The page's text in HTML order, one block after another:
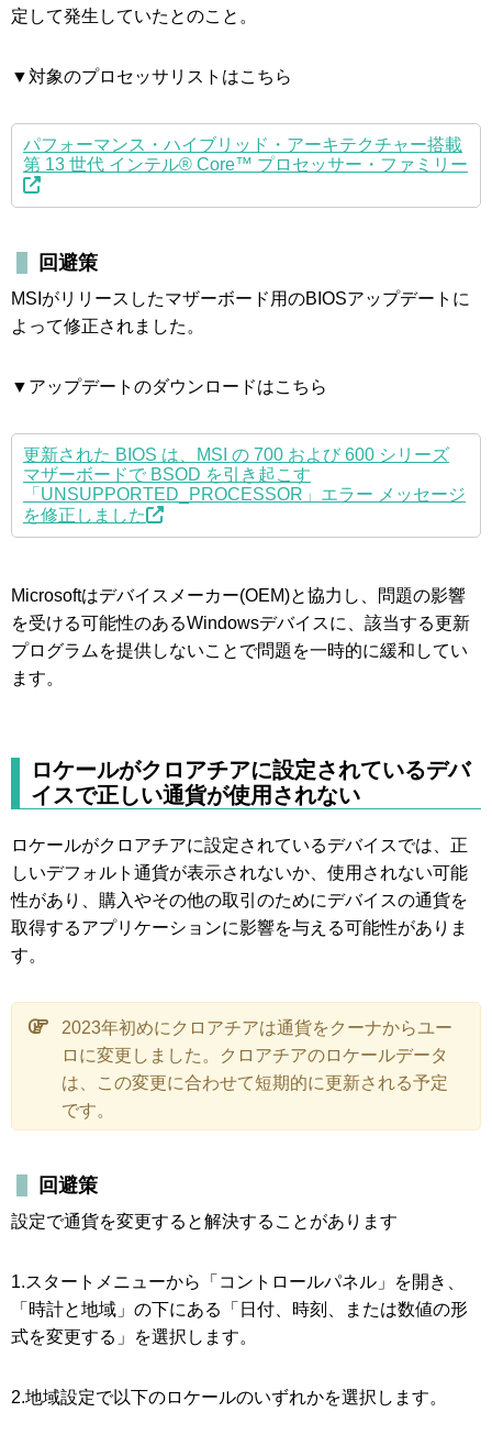
定して発生していたとのこと。
▼対象のプロセッサリストはこちら
パフォーマンス・ハイブリッド・アーキテクチャー搭載
第 13 世代 インテル® Core™ プロセッサー・ファミリー
回避策
MSIがリリースしたマザーボード用のBIOSアップデートに
よって修正されました。
▼アップデートのダウンロードはこちら
更新された BIOS は、MSI の 700 および 600 シリーズ
マザーボードで BSOD を引き起こす
「UNSUPPORTED_PROCESSOR」エラー メッセージ
を修正しました
Microsoftはデバイスメーカー(OEM)と協力し、問題の影響
を受ける可能性のあるWindowsデバイスに、該当する更新
プログラムを提供しないことで問題を一時的に緩和してい
ます。
ロケールがクロアチアに設定されているデバ
イスで正しい通貨が使用されない
ロケールがクロアチアに設定されているデバイスでは、正
しいデフォルト通貨が表示されないか、使用されない可能
性があり、購入やその他の取引のためにデバイスの通貨を
取得するアプリケーションに影響を与える可能性がありま
す。
2023年初めにクロアチアは通貨をクーナからユー
ロに変更しました。クロアチアのロケールデータ
は、この変更に合わせて短期的に更新される予定
です。
回避策
設定で通貨を変更すると解決することがあります
1.スタートメニューから「コントロールパネル」を開き、
「時計と地域」の下にある「日付、時刻、または数値の形
式を変更する」を選択します。
2.地域設定で以下のロケールのいずれかを選択します。